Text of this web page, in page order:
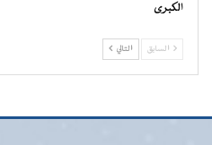
الكبرى
السابق التالي